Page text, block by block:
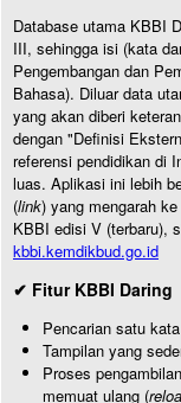
Database utama KBBI
III, sehingga isi (kata
Pengembangan dan
Bahasa). Diluar data
yang akan diberi
dengan "Definisi
referensi pendidikan di
luas. Aplikasi ini lebih
(link) yang mengarah
KBBI edisi V (terbaru),
kbbi.kemdikbud.go.id
✔ Fitur KBBI Daring
Pencarian satu
Tampilan yang
Proses
memuat ulang (